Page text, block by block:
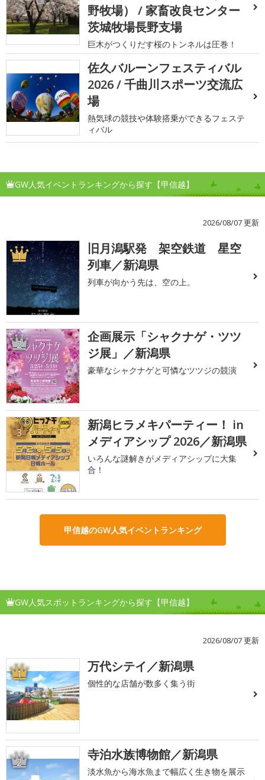
野牧場） / 家畜改良センター
茨城牧場長野支場
巨木がつくりだす桜のトンネルは圧巻！
佐久バルーンフェスティバル
2026 / 千曲川スポーツ交流広
場
熱気球の競技や体験搭乗ができるフェステ
ィバル
GW人気イベントランキングから探す【甲信越】
2026/08/07 更新
1
旧月潟駅発 架空鉄道 星空
列車／新潟県
列車が向かう先は、空の上。
2
企画展示「シャクナゲ・ツツ
ジ展」／新潟県
豪華なシャクナゲと可憐なツツジの競演
3
新潟ヒラメキパーティー！ in
メディアシップ 2026／新潟県
いろんな謎解きがメディアシップに大集
合！
甲信越のGW人気イベントランキング
GW人気スポットランキングから探す【甲信越】
2026/08/07 更新
1 万代シテイ／新潟県
個性的な店舗が数多く集う街
2 寺泊水族博物館／新潟県
淡水魚から海水魚まで幅広く生き物を展示